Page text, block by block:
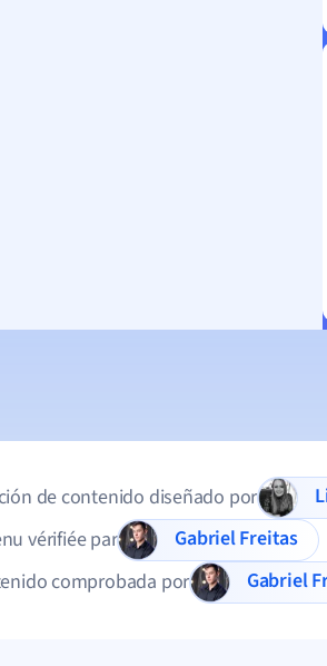
de contenido diseñado por
vérifiée par
Gabriel Freitas
comprobada por
Gabriel